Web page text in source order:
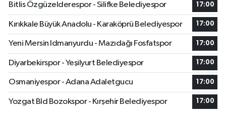
Bitlis Özgüzelderespor - Silifke Belediyespor 17:00
Kırıkkale Büyük Anadolu - Karaköprü Belediyespor 17:00
Yeni Mersin Idmanyurdu - Mazıdağı Fosfatspor 17:00
Diyarbekirspor - Yeşilyurt Belediyespor 17:00
Osmaniyespor - Adana Adaletgucu 17:00
Yozgat Bld Bozokspor - Kırşehir Belediyespor 17:00